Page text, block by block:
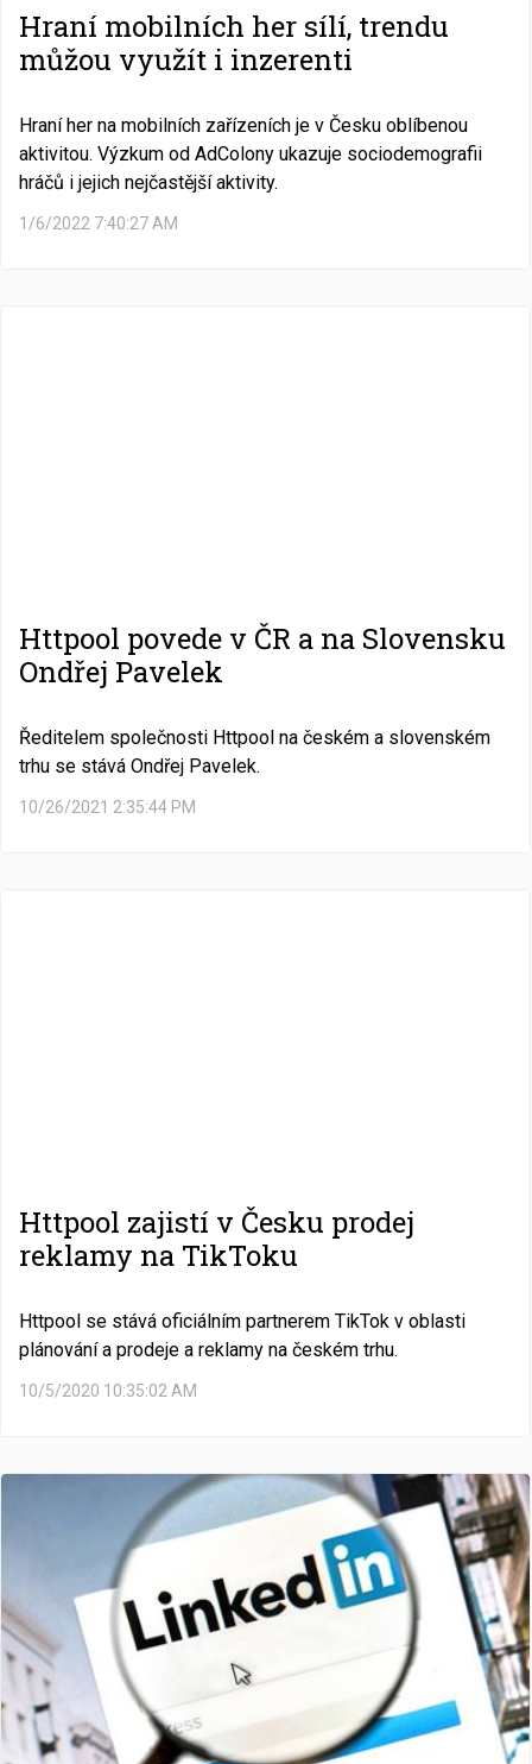
Hraní mobilních her sílí, trendu
můžou využít i inzerenti
Hraní her na mobilních zařízeních je v Česku oblíbenou
aktivitou. Výzkum od AdColony ukazuje sociodemografii
hráčů i jejich nejčastější aktivity.
1/6/2022 7:40:27 AM
Httpool povede v ČR a na Slovensku
Ondřej Pavelek
Ředitelem společnosti Httpool na českém a slovenském
trhu se stává Ondřej Pavelek.
10/26/2021 2:35:44 PM
Httpool zajistí v Česku prodej
reklamy na TikToku
Httpool se stává oficiálním partnerem TikTok v oblasti
plánování a prodeje a reklamy na českém trhu.
10/5/2020 10:35:02 AM